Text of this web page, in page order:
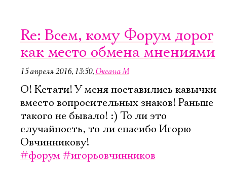
Re: Всем, кому Форум дорог
как место обмена мнениями
15 апреля 2016, 13:50, Оксана М
О! Кстати! У меня поставились кавычки
вместо вопросительных знаков! Раньше
такого не бывало! :) То ли это
случайность, то ли спасибо Игорю
Овчинникову!
#форум#игорьовчинников